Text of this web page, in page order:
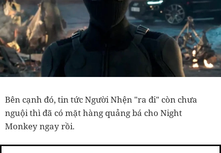
Bên cạnh đó, tin tức Người Nhện "ra đi" còn chưa
nguội thì đã có mặt hàng quảng bá cho Night
Monkey ngay rồi.